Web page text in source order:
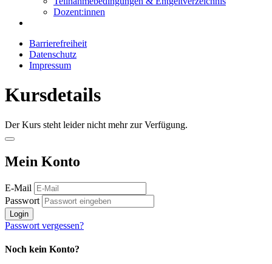
Dozent:innen
Barrierefreiheit
Datenschutz
Impressum
Kursdetails
Der Kurs steht leider nicht mehr zur Verfügung.
Mein Konto
E-Mail
Passwort
Login
Passwort vergessen?
Noch kein Konto?